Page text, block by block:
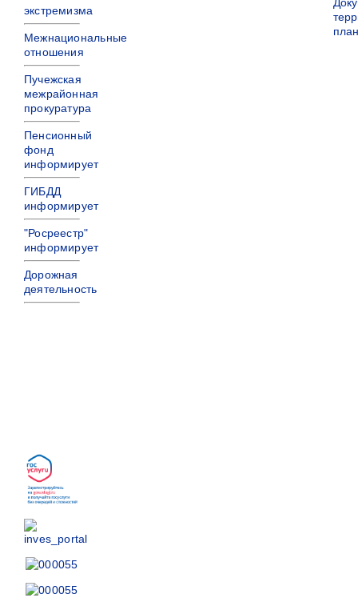
экстремизма
Межнациональные
отношения
Пучежская
межрайонная
прокуратура
Пенсионный
фонд
информирует
ГИБДД
информирует
"Росреестр"
информирует
Дорожная
деятельность